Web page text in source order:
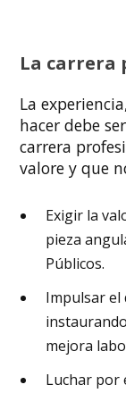
La carrera
La
hacer debe
carrera
valore y que
Exigir la
pieza
Públicos.
Impulsar el
mejora
Luchar por